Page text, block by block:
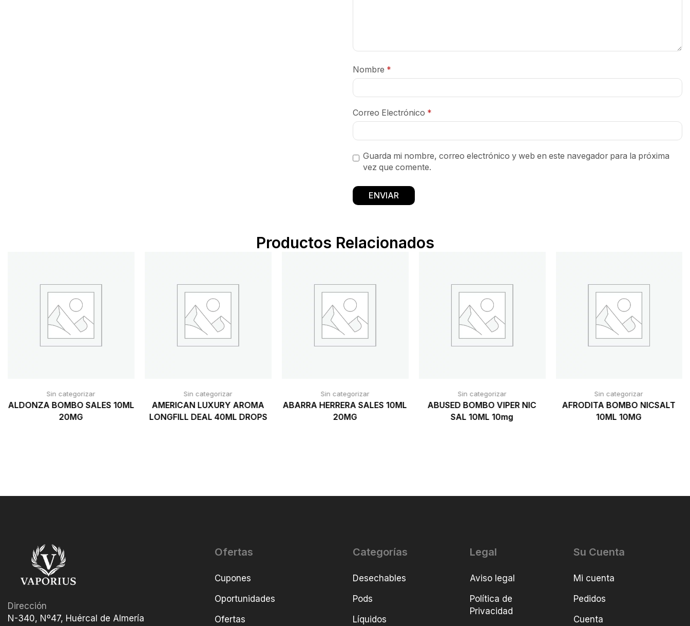
Nombre *
Correo Electrónico *
Guarda mi nombre, correo electrónico y web en este navegador para la próxima
vez que comente.
Productos Relacionados
Sin categorizar
ALDONZA BOMBO SALES 10ML
20MG
Sin categorizar
AMERICAN LUXURY AROMA
LONGFILL DEAL 40ML DROPS
Sin categorizar
ABARRA HERRERA SALES 10ML
20MG
Sin categorizar
ABUSED BOMBO VIPER NIC
SAL 10ML 10mg
Sin categorizar
AFRODITA BOMBO NICSALT
10ML 10MG
Dirección
N-340, Nº47, Huércal de Almería
Ofertas
Cupones
Oportunidades
Ofertas
Categorías
Desechables
Pods
Líquidos
Legal
Aviso legal
Política de
Privacidad
Su Cuenta
Mi cuenta
Pedidos
Cuenta